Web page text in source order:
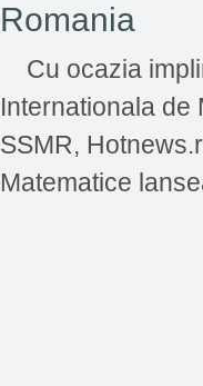
Romania
Cu ocazia
Internationala de
SSMR,
Matematice